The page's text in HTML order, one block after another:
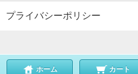
プライバシーポリシー
ホーム カート